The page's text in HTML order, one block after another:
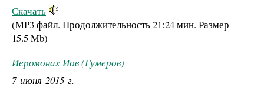
Скачать
(MP3 файл. Продолжительность21:24 мин. Размер
15.5 Mb)
Иеромонах Иов (Гумеров)
7 июня 2015 г.